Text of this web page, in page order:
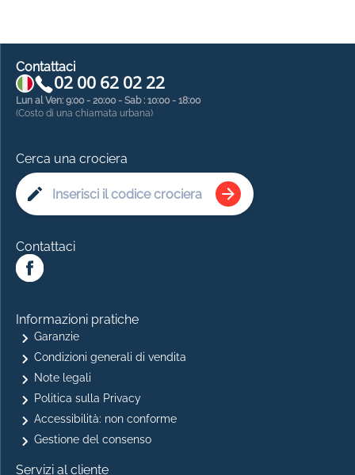
Contattaci
02 00 62 02 22
Lun al Ven: 9:00 - 20:00 - Sab : 10:00 - 18:00
(Costo di una chiamata urbana)
Cerca una crociera
Contattaci
Informazioni pratiche
Garanzie
Condizioni generali di vendita
Note legali
Politica sulla Privacy
Accessibilità: non conforme
Gestione del consenso
Servizi al cliente